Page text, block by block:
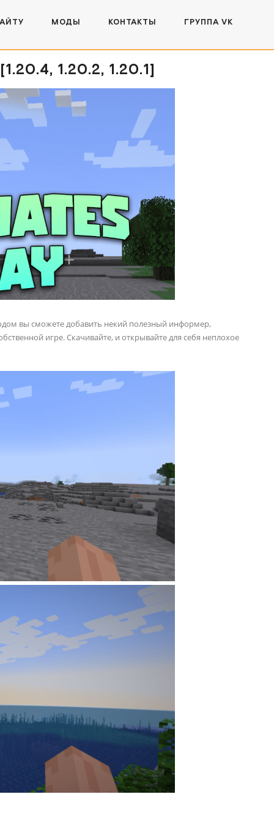
МОДЫ КОНТАКТЫ ГРУППА VK
1.20.2, 1.20.1]
вы сможете добавить некий полезный информер,
игре. Скачивайте, и открывайте для себя неплохое